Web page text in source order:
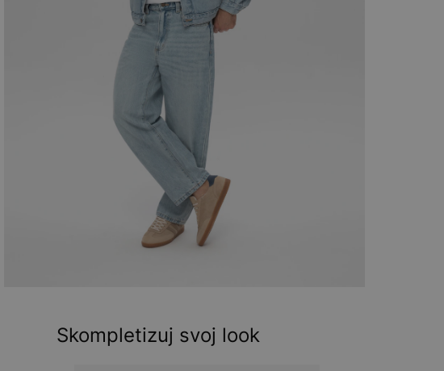
Skompletizuj svoj look